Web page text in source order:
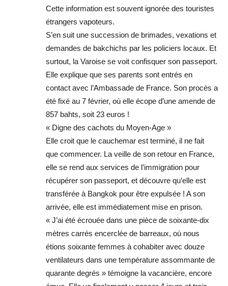
Cette information est souvent ignorée des touristes
étrangers vapoteurs.
S’en suit une succession de brimades, vexations et
demandes de bakchichs par les policiers locaux. Et
surtout, la Varoise se voit confisquer son passeport.
Elle explique que ses parents sont entrés en
contact avec l’Ambassade de France. Son procès a
été fixé au 7 février, où elle écope d’une amende de
857 bahts, soit 23 euros !
« Digne des cachots du Moyen-Age »
Elle croit que le cauchemar est terminé, il ne fait
que commencer. La veille de son retour en France,
elle se rend aux services de l’immigration pour
récupérer son passeport, et découvre qu’elle est
transférée à Bangkok pour être expulsée ! A son
arrivée, elle est immédiatement mise en prison.
« J’ai été écrouée dans une pièce de soixante-dix
mètres carrés encerclée de barreaux, où nous
étions soixante femmes à cohabiter avec douze
ventilateurs dans une température assommante de
quarante degrés » témoigne la vacancière, encore